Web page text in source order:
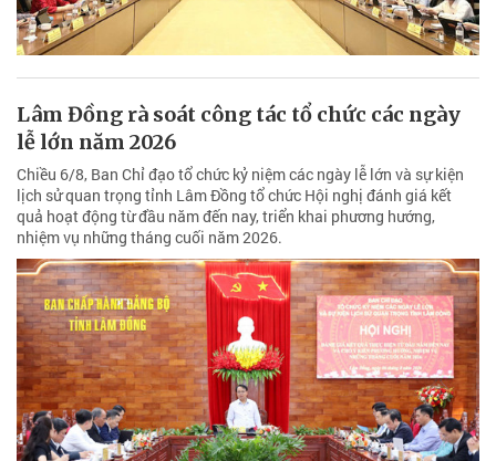
Lâm Đồng rà soát công tác tổ chức các ngày
lễ lớn năm 2026
Chiều 6/8, Ban Chỉ đạo tổ chức kỷ niệm các ngày lễ lớn và sự kiện
lịch sử quan trọng tỉnh Lâm Đồng tổ chức Hội nghị đánh giá kết
quả hoạt động từ đầu năm đến nay, triển khai phương hướng,
nhiệm vụ những tháng cuối năm 2026.